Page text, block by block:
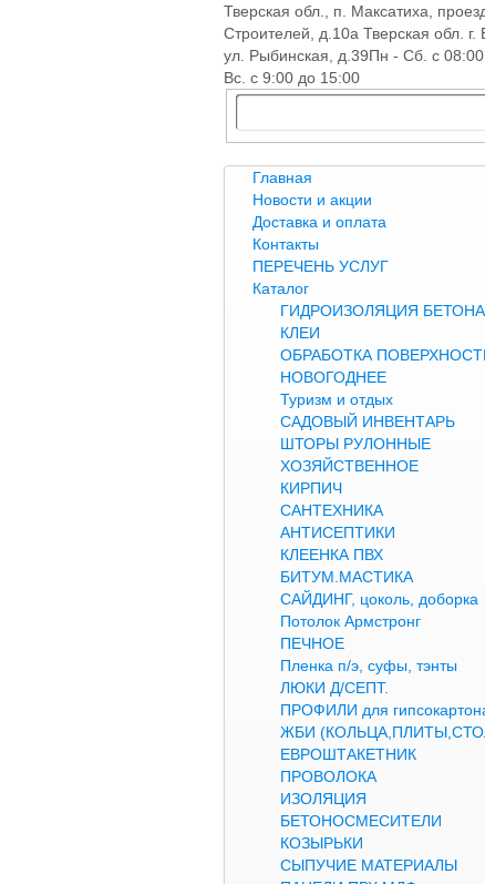
Тверская обл., п. Максатиха,
Строителей, д.10а Тверская обл. г.
ул. Рыбинская, д.39Пн - Сб. с
Вс. с 9:00 до 15:00
Главная
Новости и акции
Доставка и оплата
Контакты
ПЕРЕЧЕНЬ УСЛУГ
Каталог
ГИДРОИЗОЛЯЦИЯ БЕТОНА
КЛЕИ
ОБРАБОТКА
НОВОГОДНЕЕ
Туризм и отдых
САДОВЫЙ ИНВЕНТАРЬ
ШТОРЫ РУЛОННЫЕ
ХОЗЯЙСТВЕННОЕ
КИРПИЧ
САНТЕХНИКА
АНТИСЕПТИКИ
КЛЕЕНКА ПВХ
БИТУМ.МАСТИКА
САЙДИНГ, цоколь, доборка
Потолок Армстронг
ПЕЧНОЕ
Пленка п/э, суфы, тэнты
ЛЮКИ Д/СЕПТ.
ПРОФИЛИ для
ЖБИ
ЕВРОШТАКЕТНИК
ПРОВОЛОКА
ИЗОЛЯЦИЯ
БЕТОНОСМЕСИТЕЛИ
КОЗЫРЬКИ
СЫПУЧИЕ МАТЕРИАЛЫ